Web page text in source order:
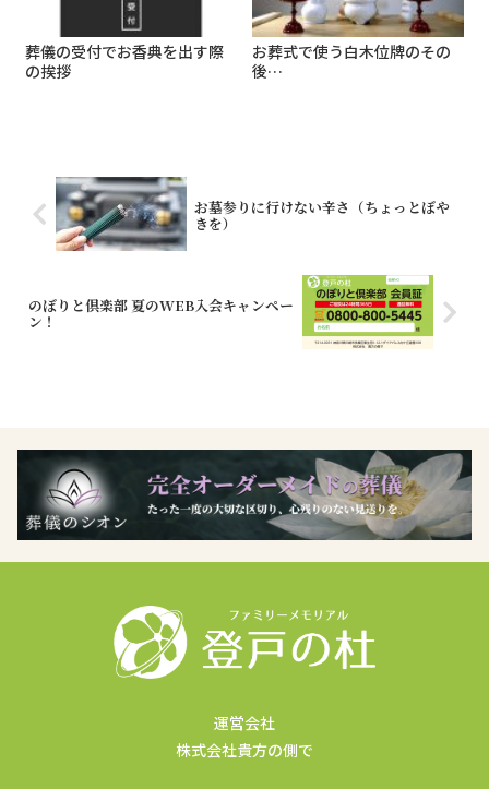
葬儀の受付でお香典を出す際
の挨拶
お葬式で使う白木位牌のその
後…
お墓参りに行けない辛さ（ちょっとぼや
きを）
のぼりと倶楽部 夏のWEB入会キャンペー
ン！
運営会社
株式会社貴方の側で